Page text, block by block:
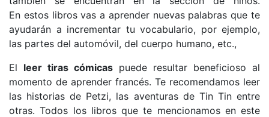
En estos libros vas a aprender nuevas palabras que te
ayudarán a incrementar tu vocabulario, por ejemplo,
las partes del automóvil, del cuerpo humano, etc.,
El leer tiras cómicas puede resultar beneficioso al
momento de aprender francés. Te recomendamos leer
las historias de Petzi, las aventuras de Tin Tin entre
otras. Todos los libros que te mencionamos en este